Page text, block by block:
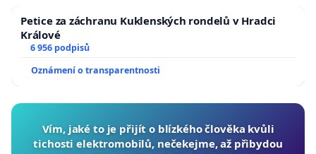
Petice za záchranu Kuklenských rondelů v Hradci
Králové
6 956 podpisů
Oznámení o transparentnosti
Vím, jaké to je přijít o blízkého člověka kvůli
tichosti elektromobilů, nečekejme, až přibydou